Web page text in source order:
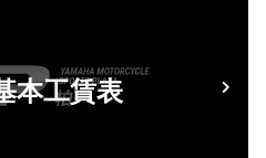
本工賃表